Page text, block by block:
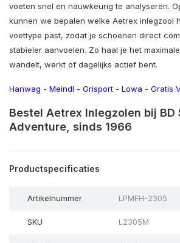
voeten snel en nauwkeurig te analyseren.
kunnen we bepalen welke Aetrex inlegzool
voettype past, zodat je schoenen direct
stabieler aanvoelen. Zo haal je het
wandelt, werkt of dagelijks actief bent.
Hanwag - Meindl - Grisport - Lowa - Gratis
Bestel Aetrex Inlegzolen bij BD
Adventure, sinds 1966
Productspecificaties
Artikelnummer LPMFH-2305
SKU L2305M